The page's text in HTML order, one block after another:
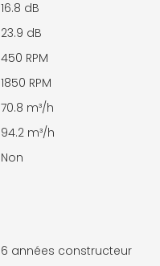
16.8 dB
23.9 dB
450 RPM
1850 RPM
70.8 m³/h
94.2 m³/h
Non
6 années constructeur